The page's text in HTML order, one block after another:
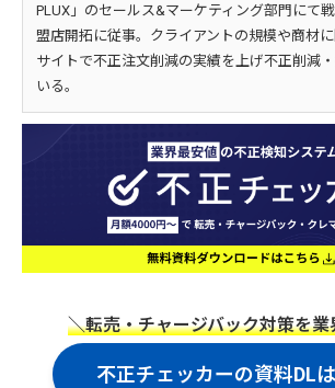
PLUX」のセールス&マーケティング部門にて
盟店開拓に従事。クライアントの規模や商材
サイトで不正注文削減の実績を上げ不正削減
いる。
＼転売・チャージバック対策を
不正チェッカーの資料DL